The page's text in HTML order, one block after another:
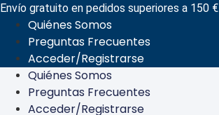
Ir
contenido
Envío gratuito en pedidos superiores a 150 €
Quiénes Somos
Preguntas Frecuentes
Acceder/Registrarse
Quiénes Somos
Preguntas Frecuentes
Acceder/Registrarse